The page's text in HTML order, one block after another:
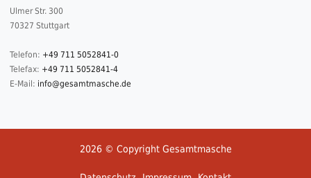
Ulmer Str. 300
70327 Stuttgart
Telefon: +49 711 5052841-0
Telefax: +49 711 5052841-4
E-Mail: info@gesamtmasche.de
2026 © Copyright Gesamtmasche